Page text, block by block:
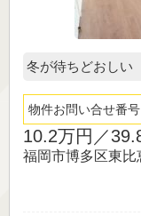
冬が待ちどおしい
物件お問い合せ番号
10.2万円／
福岡市博多区東比